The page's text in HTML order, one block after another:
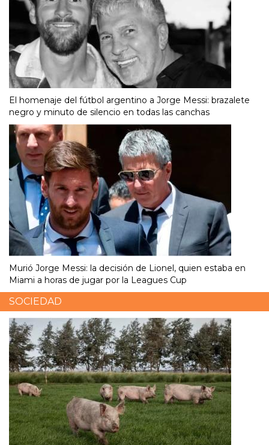
El homenaje del fútbol argentino a Jorge Messi: brazalete
negro y minuto de silencio en todas las canchas
Murió Jorge Messi: la decisión de Lionel, quien estaba en
Miami a horas de jugar por la Leagues Cup
SOCIEDAD